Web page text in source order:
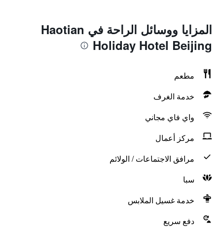
المزايا ووسائل الراحة في Haotian
Holiday Hotel Beijing
مطعم
خدمة الغرف
واي فاي مجاني
مركز أعمال
مرافق الاجتماعات / الولائم
سبا
خدمة غسيل الملابس
دفع سريع